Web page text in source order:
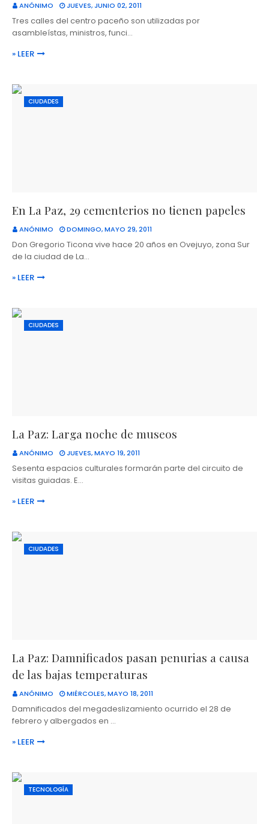
ANÓNIMO JUEVES, JUNIO 02, 2011
Tres calles del centro paceño son utilizadas por
asambleístas, ministros, funci…
» LEER
CIUDADES
En La Paz, 29 cementerios no tienen papeles
ANÓNIMO DOMINGO, MAYO 29, 2011
Don Gregorio Ticona vive hace 20 años en Ovejuyo, zona Sur
de la ciudad de La…
» LEER
CIUDADES
La Paz: Larga noche de museos
ANÓNIMO JUEVES, MAYO 19, 2011
Sesenta espacios culturales formarán parte del circuito de
visitas guiadas. E…
» LEER
CIUDADES
La Paz: Damnificados pasan penurias a causa
de las bajas temperaturas
ANÓNIMO MIÉRCOLES, MAYO 18, 2011
Damnificados del megadeslizamiento ocurrido el 28 de
febrero y albergados en …
» LEER
TECNOLOGÍA